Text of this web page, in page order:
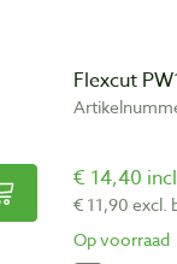
Flexcut
€ 14,40
€ 11,90 excl.
Op voorraad